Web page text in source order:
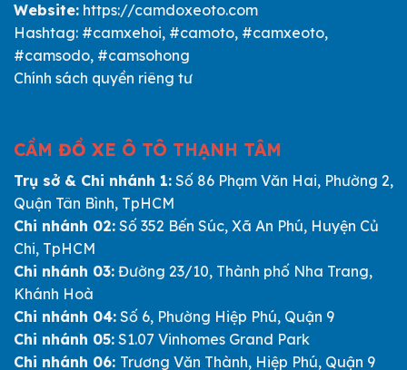
Website: https://camdoxeoto.com
Hashtag: #camxehoi, #camoto, #camxeoto,
#camsodo, #camsohong
Chính sách quyền riêng tư
CẦM ĐỒ XE Ô TÔ THẠNH TÂM
Trụ sở & Chi nhánh 1: Số 86 Phạm Văn Hai, Phường 2,
Quận Tân Bình, TpHCM
Chi nhánh 02: Số 352 Bến Súc, Xã An Phú, Huyện Củ
Chi, TpHCM
Chi nhánh 03: Đường 23/10, Thành phố Nha Trang,
Khánh Hoà
Chi nhánh 04: Số 6, Phường Hiệp Phú, Quận 9
Chi nhánh 05: S1.07 Vinhomes Grand Park
Chi nhánh 06: Trương Văn Thành, Hiệp Phú, Quận 9